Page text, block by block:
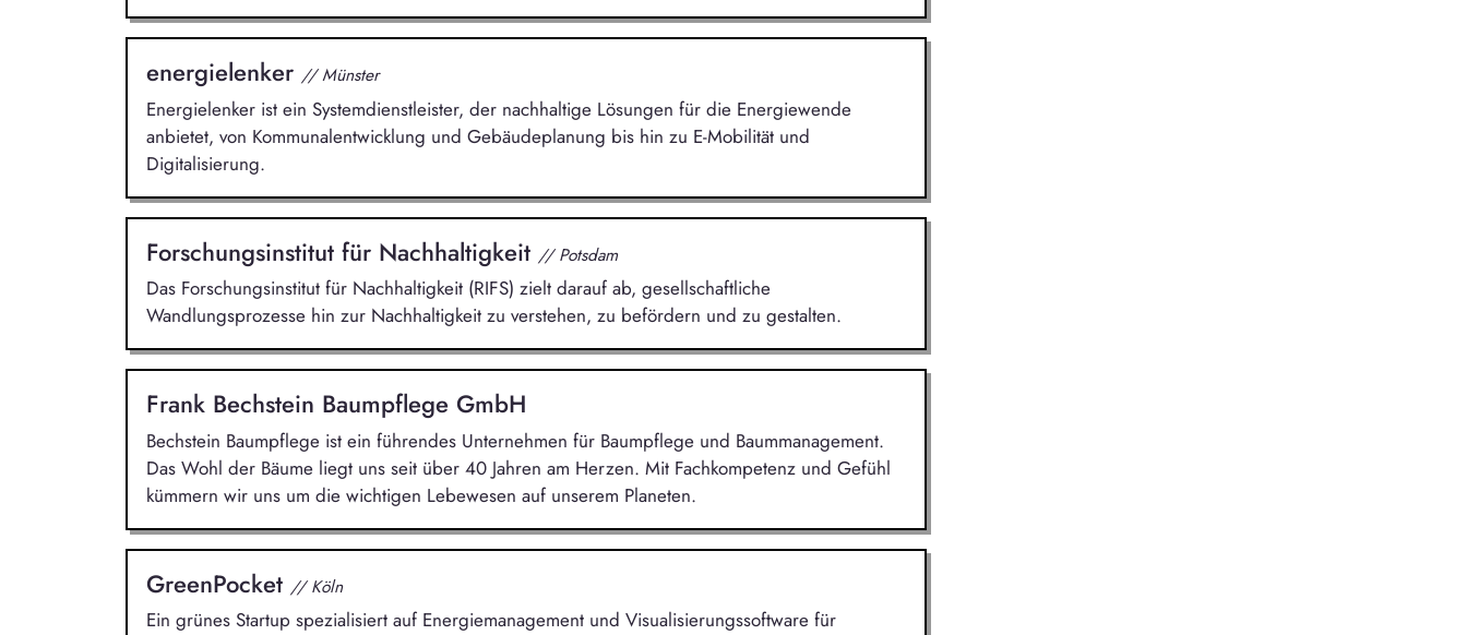
energielenker // Münster
Energielenker ist ein Systemdienstleister, der nachhaltige Lösungen für die Energiewende
anbietet, von Kommunalentwicklung und Gebäudeplanung bis hin zu E-Mobilität und
Digitalisierung.
Forschungsinstitut für Nachhaltigkeit // Potsdam
Das Forschungsinstitut für Nachhaltigkeit (RIFS) zielt darauf ab, gesellschaftliche
Wandlungsprozesse hin zur Nachhaltigkeit zu verstehen, zu befördern und zu gestalten.
Frank Bechstein Baumpflege GmbH
Bechstein Baumpflege ist ein führendes Unternehmen für Baumpflege und Baummanagement.
Das Wohl der Bäume liegt uns seit über 40 Jahren am Herzen. Mit Fachkompetenz und Gefühl
kümmern wir uns um die wichtigen Lebewesen auf unserem Planeten.
GreenPocket // Köln
Ein grünes Startup spezialisiert auf Energiemanagement und Visualisierungssoftware für